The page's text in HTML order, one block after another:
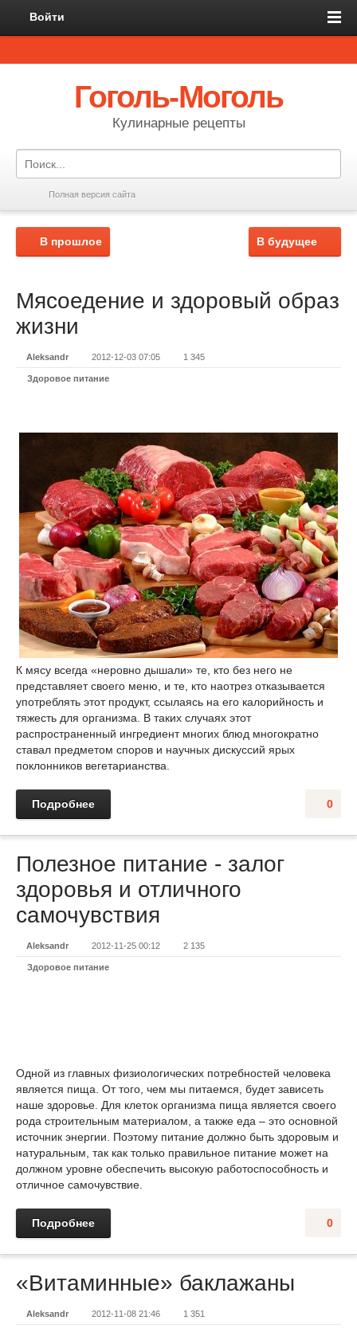
Войти
Гоголь-Моголь
Кулинарные рецепты
Полная версия сайта
В будущее
В прошлое
Мясоедение и здоровый образ
жизни
Aleksandr 2012-12-03 07:05 1 345
Здоровое питание
К мясу всегда «неровно дышали» те, кто без него не
представляет своего меню, и те, кто наотрез отказывается
употреблять этот продукт, ссылаясь на его калорийность и
тяжесть для организма. В таких случаях этот
распространенный ингредиент многих блюд многократно
ставал предметом споров и научных дискуссий ярых
поклонников вегетарианства.
0
Подробнее
Полезное питание - залог
здоровья и отличного
самочувствия
Aleksandr 2012-11-25 00:12 2 135
Здоровое питание
Одной из главных физиологических потребностей человека
является пища. От того, чем мы питаемся, будет зависеть
наше здоровье. Для клеток организма пища является своего
рода строительным материалом, а также еда – это основной
источник энергии. Поэтому питание должно быть здоровым и
натуральным, так как только правильное питание может на
должном уровне обеспечить высокую работоспособность и
отличное самочувствие.
0
Подробнее
«Витаминные» баклажаны
Aleksandr 2012-11-08 21:46 1 351